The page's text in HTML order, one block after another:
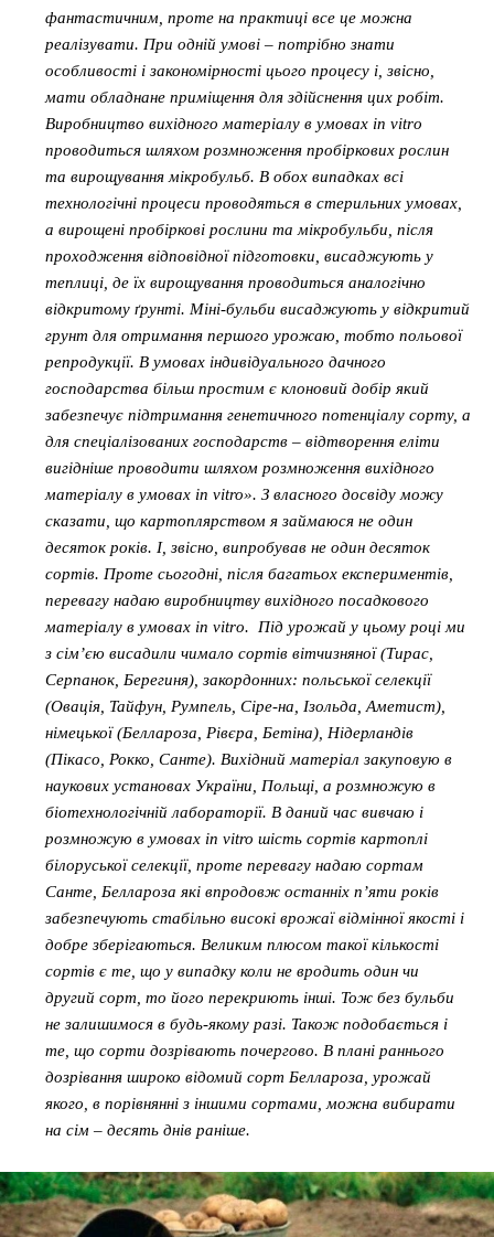
фантастичним, проте на практиці все це можна
реалізувати. При одній умові – потрібно знати
особливості і закономірності цього процесу і, звісно,
мати обладнане приміщення для здійснення цих робіт.
Виробництво вихідного матеріалу в умовах in vitrо
проводиться шляхом розмноження пробіркових рослин
та вирощування мікробульб. В обох випадках всі
технологічні процеси проводяться в стерильних умовах,
а вирощені пробіркові рослини та мікробульби, після
проходження відповідної підготовки, висаджують у
теплиці, де їх вирощування проводиться аналогічно
відкритому ґрунті. Міні-бульби висаджують у відкритий
грунт для отримання першого урожаю, тобто польової
репродукції. В умовах індивідуального дачного
господарства більш простим є клоновий добір який
забезпечує підтримання генетичного потенціалу сорту, а
для спеціалізованих господарств – відтворення еліти
вигідніше проводити шляхом розмноження вихідного
матеріалу в умовах in vitro». З власного досвіду можу
сказати, що картоплярством я займаюся не один
десяток років. І, звісно, випробував не один десяток
сортів. Проте сьогодні, після багатьох експериментів,
перевагу надаю виробництву вихідного посадкового
матеріалу в умовах in vitrо. Під урожай у цьому році ми
з сім’єю висадили чимало сортів вітчизняної (Тирас,
Серпанок, Берегиня), закордонних: польської селекції
(Овація, Тайфун, Румпель, Сіре-на, Ізольда, Аметист),
німецької (Беллароза, Рівєра, Бетіна), Нідерландів
(Пікасо, Рокко, Санте). Вихідний матеріал закуповую в
наукових установах України, Польщі, а розмножую в
біотехнологічній лабораторії. В даний час вивчаю і
розмножую в умовах in vitro шість сортів картоплі
білоруської селекції, проте перевагу надаю сортам
Санте, Беллароза які впродовж останніх п’яти років
забезпечують стабільно високі врожаї відмінної якості і
добре зберігаються. Великим плюсом такої кількості
сортів є те, що у випадку коли не вродить один чи
другий сорт, то його перекриють інші. Тож без бульби
не залишимося в будь-якому разі. Також подобається і
те, що сорти дозрівають почергово. В плані раннього
дозрівання широко відомий сорт Беллароза, урожай
якого, в порівнянні з іншими сортами, можна вибирати
на сім – десять днів раніше.